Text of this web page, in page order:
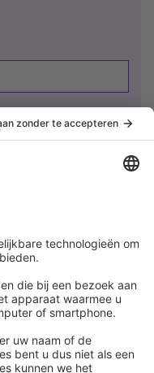
Meer
HR Academy
HR Podcast
CHRO
HR Day